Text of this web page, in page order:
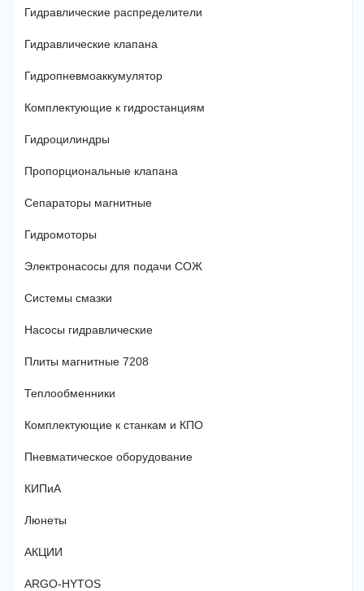
Гидравлические распределители
Гидравлические клапана
Гидропневмоаккумулятор
Комплектующие к гидростанциям
Гидроцилиндры
Пропорциональные клапана
Сепараторы магнитные
Гидромоторы
Электронасосы для подачи СОЖ
Системы смазки
Насосы гидравлические
Плиты магнитные 7208
Теплообменники
Комплектующие к станкам и КПО
Пневматическое оборудование
КИПиА
Люнеты
АКЦИИ
ARGO-HYTOS